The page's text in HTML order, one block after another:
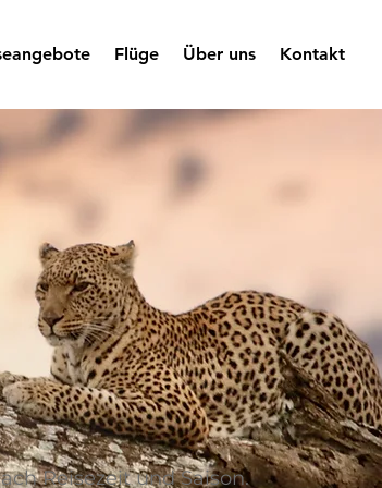
Flüge Über uns Kontakt
Reisezeit und Saison.